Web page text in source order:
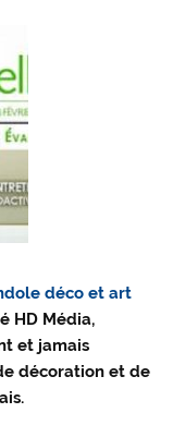
déco et art
HD Média,
et jamais
décoration et de